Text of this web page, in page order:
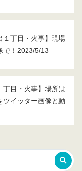
１丁目・火事】現場
で！2023/5/13
丁目・火事】場所は
ツイッター画像と動